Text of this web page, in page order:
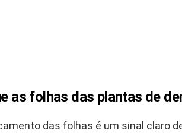
as folhas das plantas de
das folhas é um sinal claro